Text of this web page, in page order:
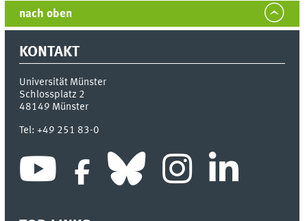
nach oben
KONTAKT
Universität Münster
Schlossplatz 2
48149 Münster
Tel:+49 251 83-0